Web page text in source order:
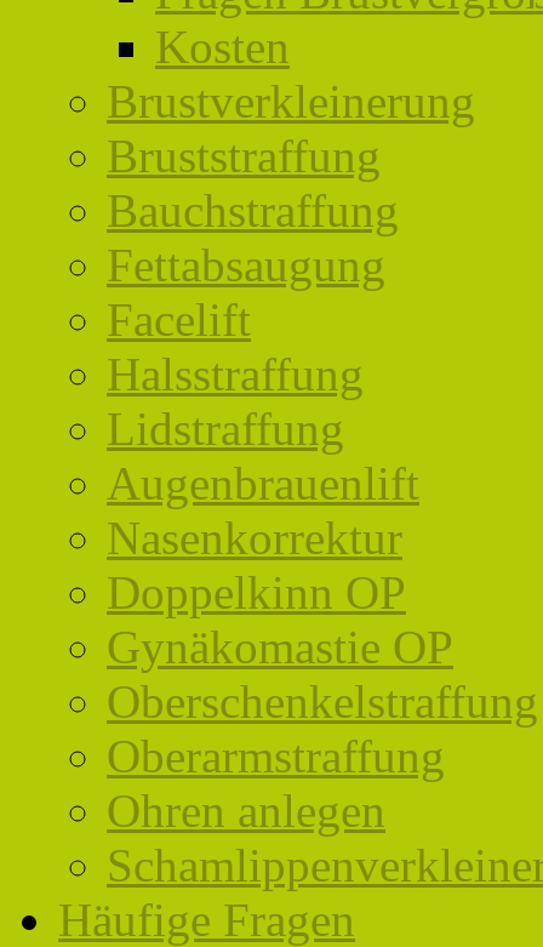
Kosten
Brustverkleinerung
Bruststraffung
Bauchstraffung
Fettabsaugung
Facelift
Halsstraffung
Lidstraffung
Augenbrauenlift
Nasenkorrektur
Doppelkinn OP
Gynäkomastie OP
Oberschenkelstraffung
Oberarmstraffung
Ohren anlegen
Häufige Fragen